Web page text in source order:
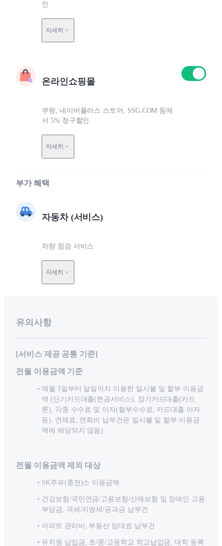
인
자세히
온라인쇼핑몰
쿠팡, 네이버플러스 스토어, SSG.COM 등에
서 5% 청구할인
자세히
부가 혜택
자동차 (서비스)
차량 점검 서비스
자세히
유의사항
[서비스 제공 공통 기준]
전월 이용금액 기준
매월 1일부터 말일까지 이용한 일시불 및 할부 이용금
액 (단기카드대출(현금서비스), 장기카드대출(카드
론), 각종 수수료 및 이자(할부수수료, 카드대출 이자
등), 연체료, 연회비 납부건은 일시불 및 할부 이용금
액에 해당되지 않음)
전월 이용금액 제외 대상
SK주유(충전)소 이용금액
건강보험/국민연금/고용보험/산재보험 및 장애인 고용
부담금, 국세/지방세/공과금 납부건
아파트 관리비, 부동산 임대료 납부건
유치원 납입금, 초/중/고등학교 학교납입금, 대학 등록